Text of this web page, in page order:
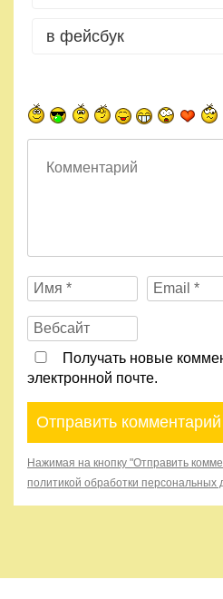
в фейсбук
Получать новые
электронной почте.
Нажимая на кнопку "Отправить
политикой обработки персональных